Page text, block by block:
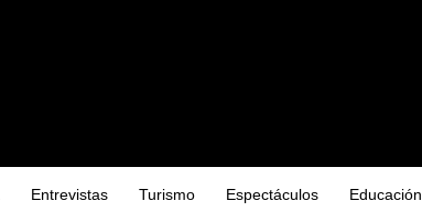
Entrevistas Turismo Espectáculos Educación